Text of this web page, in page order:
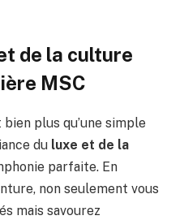
de la culture
MSC
plus qu’une simple
du luxe et de la
parfaite. En
non seulement vous
mais savourez